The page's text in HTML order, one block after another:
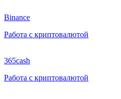
Binance
Работа с криптовалютой
365cash
Работа с криптовалютой